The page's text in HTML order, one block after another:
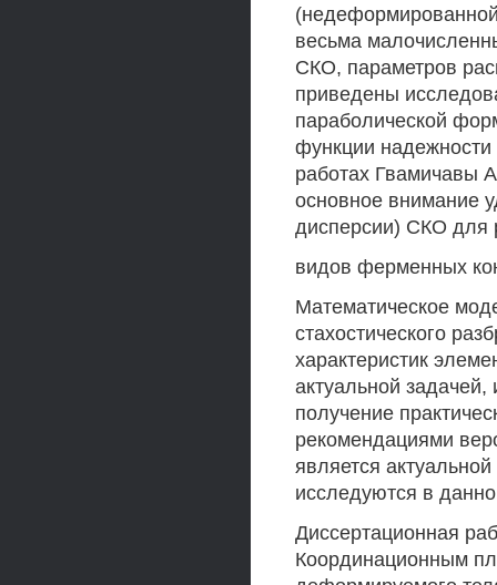
весьма
СКО, параметров
приведены
параболической
функции
работах Гвамичавы
основное внимание
дисперсии) СКО для
видов ферменных
Математическое
стахостического
характеристик
актуальной
получение
рекомендациями
является
исследуются в
Диссертационная
Координационным